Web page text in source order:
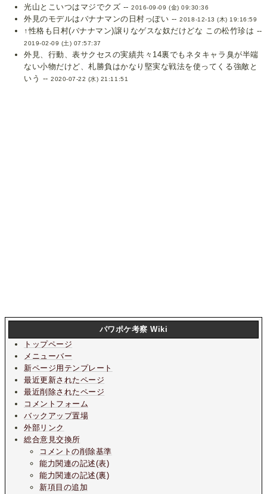
光山とこいつはマジでクズ --2016-09-09 (金) 09:30:36
外見のモデルはバナナマンの日村っぽい --2018-12-13 (木) 19:16:59
↑性格も日村(バナナマン)譲りなゲスな奴だけどな この松竹珍は --
2019-02-09 (土) 07:57:37
外見、行動、表サクセスの実績共々14裏でもネタキャラ臭が半端
ない小物だけど、札勝負はかなり堅実な戦法を使ってくる強敵と
いう --2020-07-22 (水) 21:11:51
パワポケ考察 Wiki
トップページ
メニューバー
新ページ用テンプレート
最近更新されたページ
最近削除されたページ
コメントフォーム
バックアップ置場
外部リンク
総合意見交換所
コメントの削除基準
能力関連の記述(表)
能力関連の記述(裏)
新項目の追加